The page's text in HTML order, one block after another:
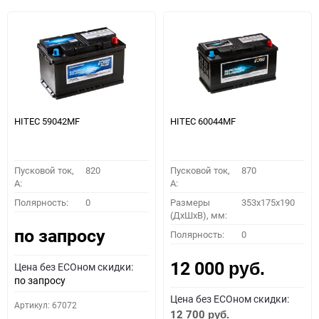
HITEC 59042MF
Пусковой ток,
A:
820
Полярность: 0
по запросу
Цена без ECOном скидки:
по запросу
Артикул: 67072
HITEC 60044MF
Пусковой ток,
A:
870
Размеры
(ДхШхВ), мм:
353x175x190
Полярность: 0
12 000 руб.
Цена без ECOном скидки:
12 700 руб.